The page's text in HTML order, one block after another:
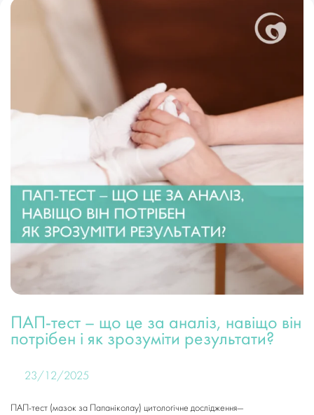
ПАП-тест – що це за аналіз, навіщо він
потрібен і як зрозуміти результати?
23/12/2025
ПАП-тест (мазок за Папаніколау) цитологічне дослідження—